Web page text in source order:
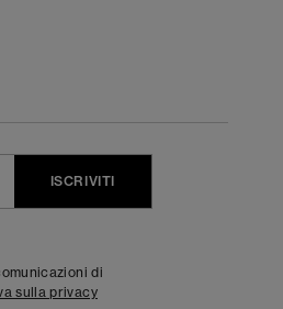
ISCRIVITI
di
sulla privacy